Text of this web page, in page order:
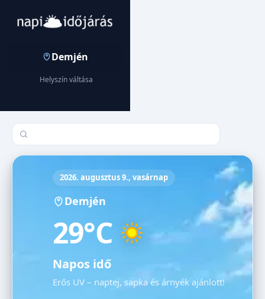
Demjén
Helyszín váltása
Település keresése
2026. augusztus 9., vasárnap
Demjén
29°C
Napos idő
Erős UV – naptej, sapka és árnyék ajánlott!